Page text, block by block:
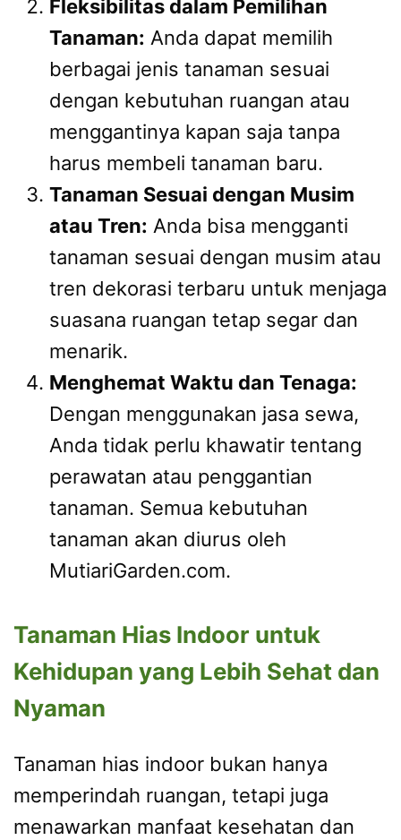
Fleksibilitas dalam Pemilihan
Tanaman: Anda dapat memilih
berbagai jenis tanaman sesuai
dengan kebutuhan ruangan atau
menggantinya kapan saja tanpa
harus membeli tanaman baru.
Tanaman Sesuai dengan Musim
atau Tren: Anda bisa mengganti
tanaman sesuai dengan musim atau
tren dekorasi terbaru untuk menjaga
suasana ruangan tetap segar dan
menarik.
Menghemat Waktu dan Tenaga:
Dengan menggunakan jasa sewa,
Anda tidak perlu khawatir tentang
perawatan atau penggantian
tanaman. Semua kebutuhan
tanaman akan diurus oleh
MutiariGarden.com.
Tanaman Hias Indoor untuk
Kehidupan yang Lebih Sehat dan
Nyaman
Tanaman hias indoor bukan hanya
memperindah ruangan, tetapi juga
menawarkan manfaat kesehatan dan